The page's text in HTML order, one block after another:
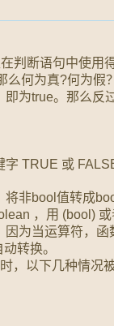
判断语句中使用
么何为真?何为假
为true。那么反
TRUE 或
非bool值转成
，用 (bool)
为当运算符，
转换。
，以下几种情况